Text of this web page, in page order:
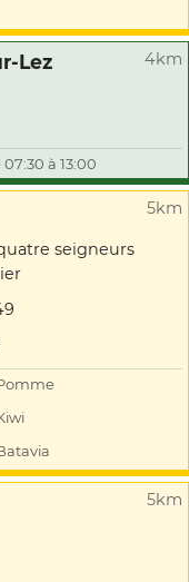
Lez 4km
à 13:00
5km
seigneurs
5km